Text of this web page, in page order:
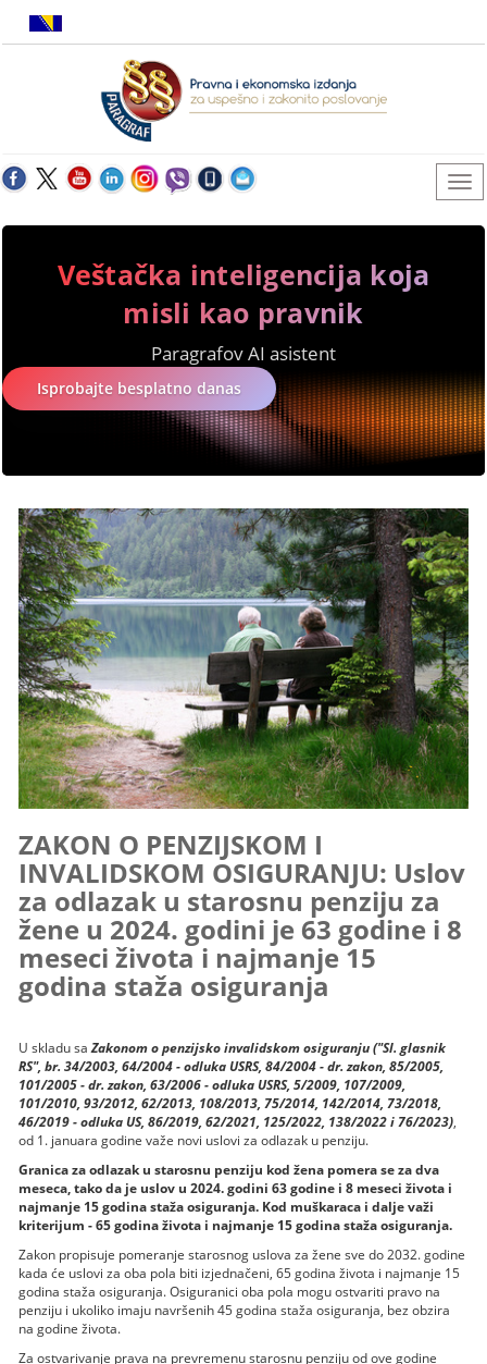
Veštačka inteligencija koja
misli kao pravnik
Paragrafov AI asistent
Isprobajte besplatno danas
ZAKON O PENZIJSKOM I
INVALIDSKOM OSIGURANJU: Uslov
za odlazak u starosnu pеnziju za
žеnе u 2024. godini je 63 godinе i 8
mеsеci života i najmanjе 15
godina staža osiguranja
U skladu saZakonom o penzijsko invalidskom osiguranju ("Sl. glasnik
RS", br. 34/2003, 64/2004 - odluka USRS, 84/2004 - dr. zakon, 85/2005,
101/2005 - dr. zakon, 63/2006 - odluka USRS, 5/2009, 107/2009,
101/2010, 93/2012, 62/2013, 108/2013, 75/2014, 142/2014, 73/2018,
46/2019 - odluka US, 86/2019, 62/2021, 125/2022, 138/2022 i 76/2023),
od 1. januara godine važe novi uslovi za odlazak u penziju.
Granica za odlazak u starosnu penziju kod žena pomera se za dva
meseca, tako da je uslov u 2024. godini 63 godine i 8 meseci života i
najmanje 15 godina staža osiguranja. Kod muškaraca i dalje važi
kriterijum - 65 godina života i najmanje 15 godina staža osiguranja.
Zakon propisuje pomeranje starosnog uslova za žene sve do 2032. godine
kada će uslovi za oba pola biti izjednačeni, 65 godina života i najmanje 15
godina staža osiguranja. Osiguranici oba pola mogu ostvariti pravo na
penziju i ukoliko imaju navršenih 45 godina staža osiguranja, bez obzira
na godine života.
Za ostvarivanje prava na prevremenu starosnu penziju od ove godine